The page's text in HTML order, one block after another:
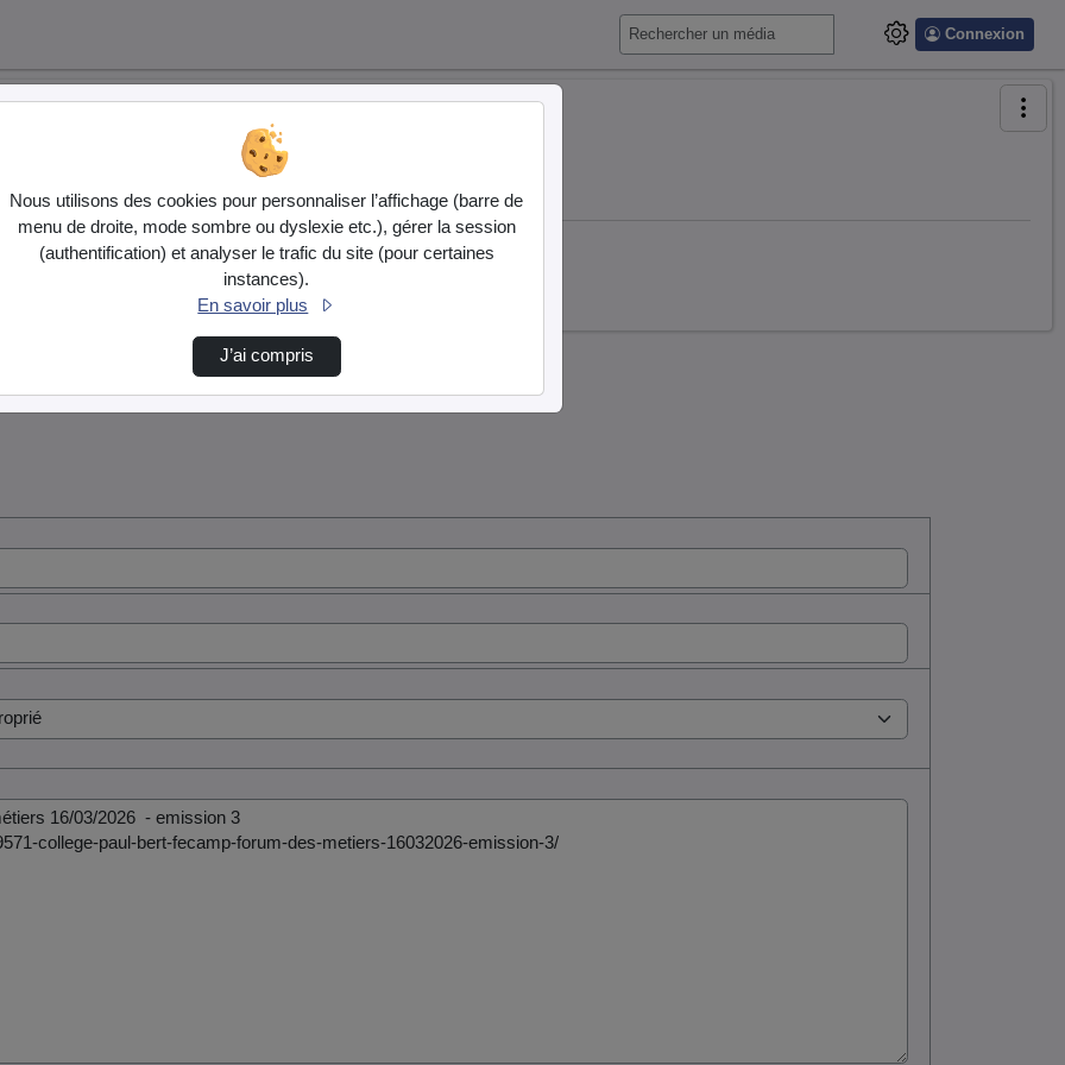
Connexion
Nous utilisons des cookies pour personnaliser l’affichage (barre de
menu de droite, mode sombre ou dyslexie etc.), gérer la session
(authentification) et analyser le trafic du site (pour certaines
instances).
En savoir plus
J’ai compris